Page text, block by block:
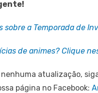
sobre a Temporada de
de animes? Clique
nenhuma atualização,
página no Facebook: